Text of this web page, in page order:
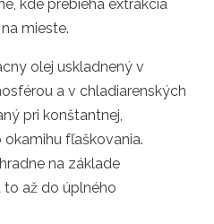
kde prebieha extrakcia
mieste.
olej uskladnený v
a v chladiarenských
pri konštantnej,
fľaškovania.
na základe
to až do úplného